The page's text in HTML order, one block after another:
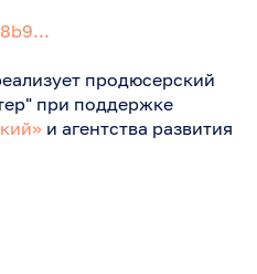
продюсерский
при поддержке
и агентства развития